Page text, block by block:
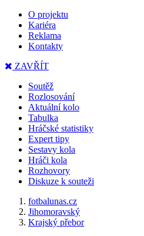
O projektu
Kariéra
Reklama
Kontakty
ZAVŘÍT
Soutěž
Rozlosování
Aktuální kolo
Tabulka
Hráčské statistiky
Expert tipy
Sestavy kola
Hráči kola
Rozhovory
Diskuze k souteži
fotbalunas.cz
Jihomoravský
Krajský přebor